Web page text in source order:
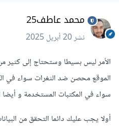
محمد عاطف25
نشر20 أبريل 2025
الأمر ليس بسيطا وستحتاج إلى كثير
الموقع محصن ضد الثغرات سواء في
سواء في المكتبات المستخدمة و أيضا
أولا يجب عليك دائما التحقق من